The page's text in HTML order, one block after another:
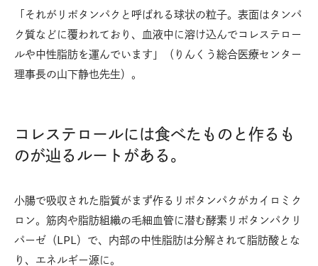
「それがリポタンパクと呼ばれる球状の粒子。表面はタンパ
ク質などに覆われており、血液中に溶け込んでコレステロー
ルや中性脂肪を運んでいます」（りんくう総合医療センター
理事長の山下静也先生）。
コレステロールには食べたものと作るも
のが辿るルートがある。
小腸で吸収された脂質がまず作るリポタンパクがカイロミク
ロン。筋肉や脂肪組織の毛細血管に潜む酵素リポタンパクリ
パーゼ（LPL）で、内部の中性脂肪は分解されて脂肪酸とな
り、エネルギー源に。